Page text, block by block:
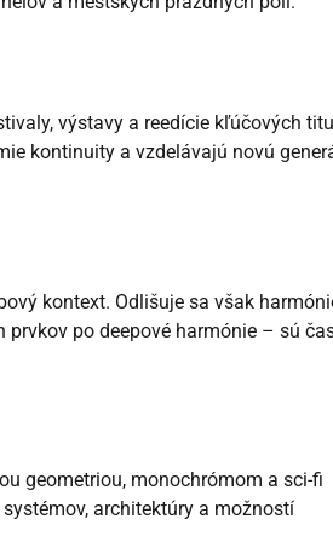
výstavy a reedície kľúčových
kontinuity a vzdelávajú novú
kontext. Odlišuje sa však
po deepové harmónie – sú
geometriou, monochrómom a sci-fi
architektúry a možností